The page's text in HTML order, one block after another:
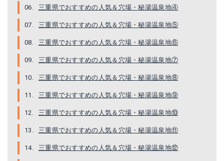
三重県でおすすめの人気＆穴場・秘湯温泉地④
三重県でおすすめの人気＆穴場・秘湯温泉地⑤
三重県でおすすめの人気＆穴場・秘湯温泉地⑥
三重県でおすすめの人気＆穴場・秘湯温泉地⑦
三重県でおすすめの人気＆穴場・秘湯温泉地⑧
三重県でおすすめの人気＆穴場・秘湯温泉地⑨
三重県でおすすめの人気＆穴場・秘湯温泉地⑩
三重県でおすすめの人気＆穴場・秘湯温泉地⑪
三重県でおすすめの人気＆穴場・秘湯温泉地⑫